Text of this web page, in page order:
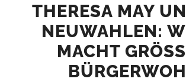
THERESA MAY
NEUWAHLEN:
MACHT
ÜRGERWOHL